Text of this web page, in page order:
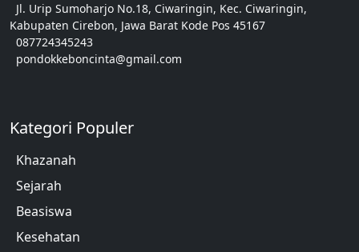
Jl. Urip Sumoharjo No.18, Ciwaringin, Kec. Ciwaringin,
Kabupaten Cirebon, Jawa Barat Kode Pos 45167
087724345243
pondokkeboncinta@gmail.com
Kategori Populer
Khazanah
Sejarah
Beasiswa
Kesehatan